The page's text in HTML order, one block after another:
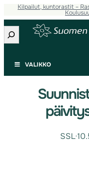
Kilpailut, kuntorastit –
Etsi
VALIKKO
SSL·